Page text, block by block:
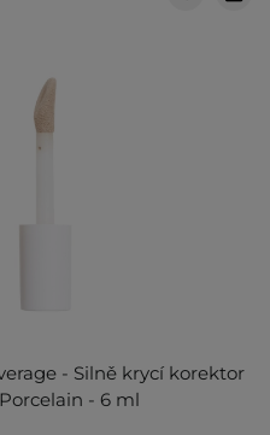
- Silně krycí korektor
- 6 ml